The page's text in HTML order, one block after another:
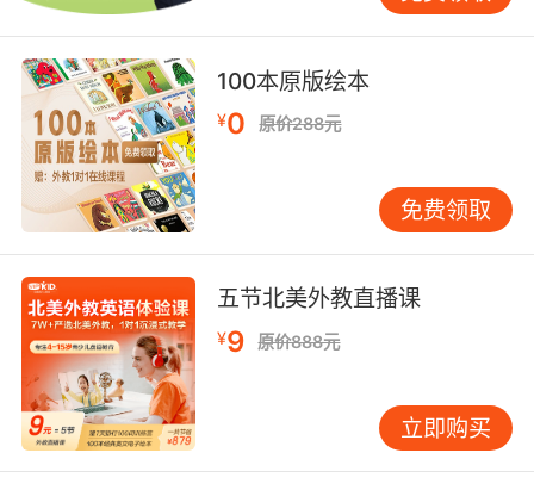
会学着重复。愿意模仿的孩子，口语起步更轻
松。 第三，对重复不反感。孩子反复听同一首
歌、同一个故事，是语言习得的好迹象。启蒙恰
恰需要高频重复，家长不必担心“太简单没进
步”，孩子会在重复里自动吸收。 如果能占到一两
个信号，就可以开始；如果三个都没有，也别硬
推，先从亲子互动、中文绘本、专注力培养入
手，再把英语以“背景音乐式输入”慢慢带进来。
分年龄的家庭做法：同一条路，不同的走法 3-6
岁：把英语变成“玩出来的语言” 这个阶段最怕“坐
着学”。更推荐把英语放进固定生活场景：起床、
洗漱、出门、吃饭、收玩具、睡前。比如睡前十
分钟固定“英文绘本+一句复述”，孩子不需要逐字
翻译，能听懂大意、会说一两句喜欢的台词就很
好。 家庭里很实用的组合是：儿歌（节奏）+绘
本（情境）+动作（TPR）。TPR就是“边做边
100本原版绘本
¥0 原价288元
免费领取
五节北美外教直播课
¥9 原价888元
立即购买